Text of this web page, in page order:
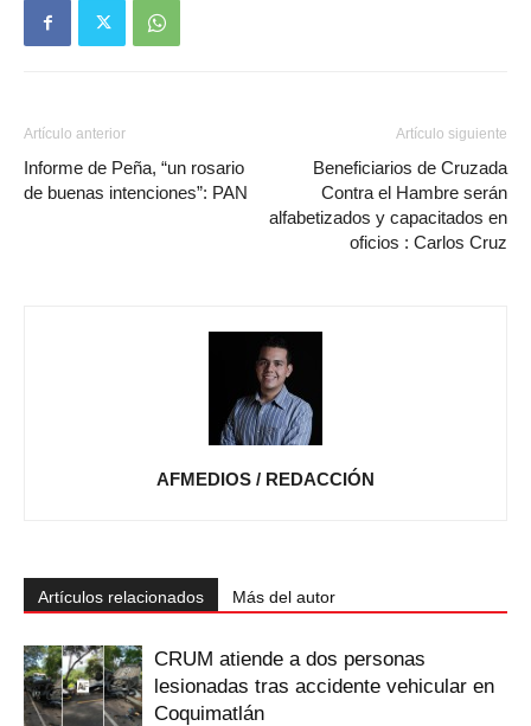
Artículo anterior
Informe de Peña, “un rosario
de buenas intenciones”: PAN
Artículo siguiente
Beneficiarios de Cruzada
Contra el Hambre serán
alfabetizados y capacitados en
oficios : Carlos Cruz
AFMEDIOS / REDACCIÓN
Artículos relacionados Más del autor
CRUM atiende a dos personas
lesionadas tras accidente vehicular en
Coquimatlán